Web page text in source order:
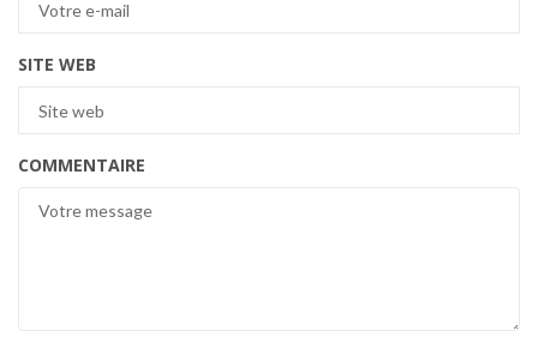
SITE WEB
COMMENTAIRE